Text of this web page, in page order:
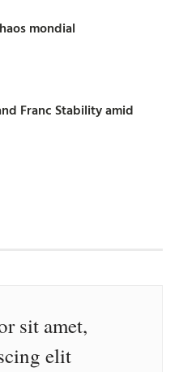
mondial
Franc Stability amid
sit amet,
elit